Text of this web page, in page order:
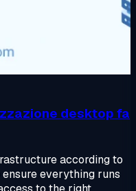
desktop fa
according to
everything runs